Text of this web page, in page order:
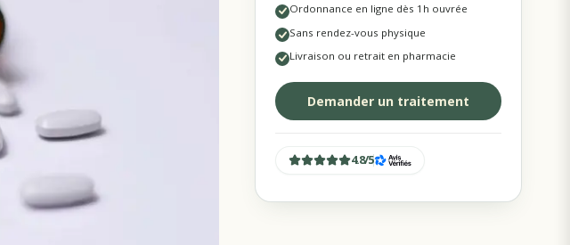
Ordonnance en ligne dès 1h ouvrée
Sans rendez-vous physique
Livraison ou retrait en pharmacie
Demander un traitement
4.8/5